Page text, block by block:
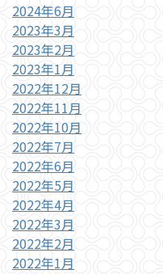
2024年6月
2023年3月
2023年2月
2023年1月
2022年12月
2022年11月
2022年10月
2022年7月
2022年6月
2022年5月
2022年4月
2022年3月
2022年2月
2022年1月